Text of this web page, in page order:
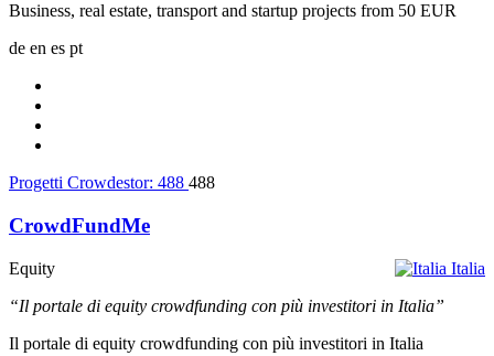
Business, real estate, transport and startup projects from 50 EUR
de en es pt
Progetti Crowdestor: 488 488
CrowdFundMe
Italia
Equity
“Il portale di equity crowdfunding con più investitori in Italia”
Il portale di equity crowdfunding con più investitori in Italia